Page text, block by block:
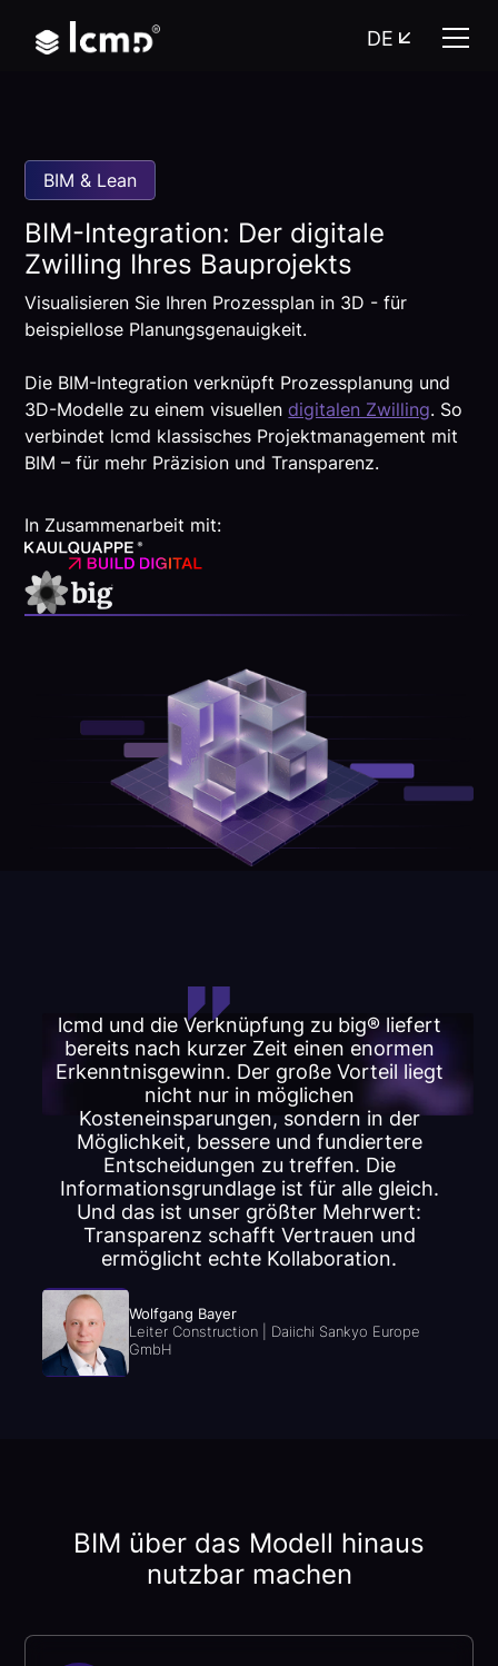
DE
BIM & Lean
BIM-Integration: Der digitale
Zwilling Ihres Bauprojekts
Visualisieren Sie Ihren Prozessplan in 3D - für
beispiellose Planungsgenauigkeit.
Die BIM-Integration verknüpft Prozessplanung und
3D-Modelle zu einem visuellendigitalen Zwilling. So
verbindet lcmd klassisches Projektmanagement mit
BIM – für mehr Präzision und Transparenz.
In Zusammenarbeit mit:
lcmd und die Verknüpfung zu big® liefert
bereits nach kurzer Zeit einen enormen
Erkenntnisgewinn. Der große Vorteil liegt
nicht nur in möglichen
Kosteneinsparungen, sondern in der
Möglichkeit, bessere und fundiertere
Entscheidungen zu treffen. Die
Informationsgrundlage ist für alle gleich.
Und das ist unser größter Mehrwert:
Transparenz schafft Vertrauen und
ermöglicht echte Kollaboration.
Wolfgang Bayer
Leiter Construction | Daiichi Sankyo Europe
GmbH
BIM über das Modell hinaus
nutzbar machen